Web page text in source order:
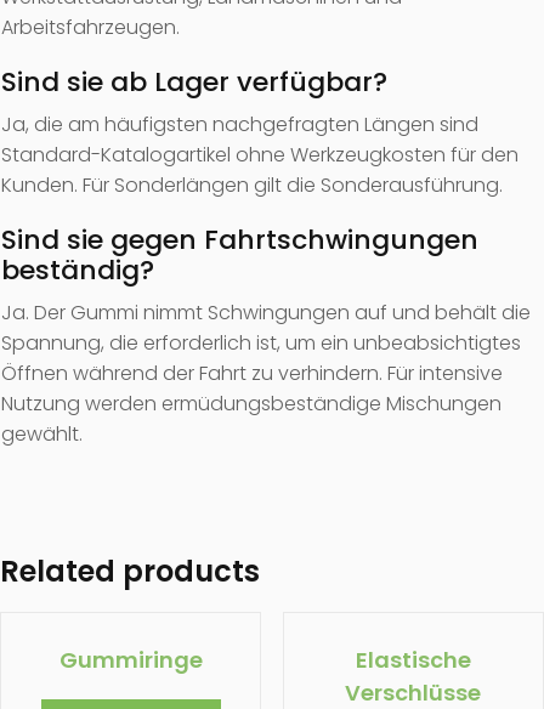
Arbeitsfahrzeugen.
Sind sie ab Lager verfügbar?
Ja, die am häufigsten nachgefragten Längen sind
Standard-Katalogartikel ohne Werkzeugkosten für den
Kunden. Für Sonderlängen gilt die Sonderausführung.
Sind sie gegen Fahrtschwingungen
beständig?
Ja. Der Gummi nimmt Schwingungen auf und behält die
Spannung, die erforderlich ist, um ein unbeabsichtigtes
Öffnen während der Fahrt zu verhindern. Für intensive
Nutzung werden ermüdungsbeständige Mischungen
gewählt.
Related products
Gummiringe
Elastische
Verschlüsse